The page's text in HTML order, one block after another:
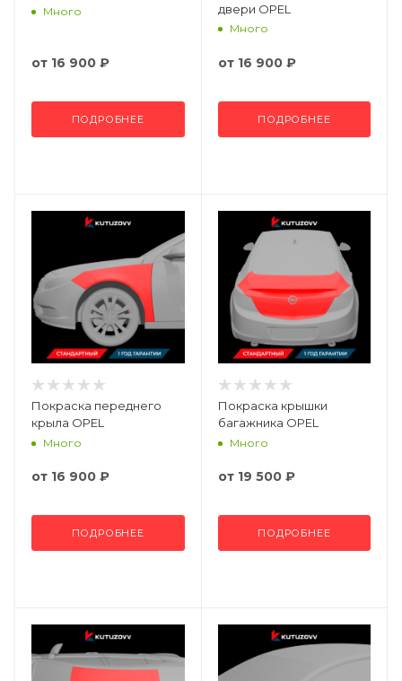
Много
от 16 900 ₽
ПОДРОБНЕЕ
двери OPEL
Много
от 16 900 ₽
ПОДРОБНЕЕ
Покраска переднего
крыла OPEL
Много
от 16 900 ₽
ПОДРОБНЕЕ
Покраска крышки
багажника OPEL
Много
от 19 500 ₽
ПОДРОБНЕЕ